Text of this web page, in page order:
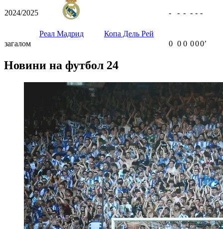
2024/2025
Реал Мадрид Копа Дель Рей
- - - - - -
загалом 0 0 0 000ʼ
Новини на футбол 24